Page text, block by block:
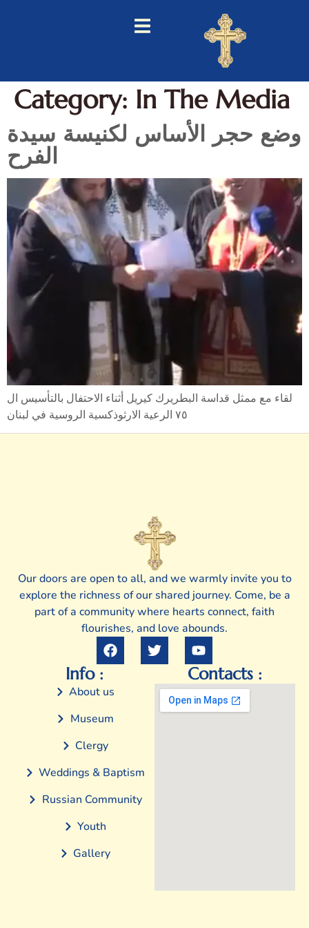
Category: In The Media
وضع حجر الأساس لكنيسة سيدة
الفرح
لقاء مع ممثل قداسة البطريرك كيريل أثناء الاحتفال بالتأسيس ال
٧٥ الرعية الارثوذكسية الروسية في لبنان
Our doors are open to all, and we warmly invite you to
explore the richness of our shared journey. Come, be a
part of a community where hearts connect, faith
flourishes, and love abounds.
Info :
About us
Museum
Clergy
Weddings & Baptism
Russian Community
Youth
Gallery
Contacts :